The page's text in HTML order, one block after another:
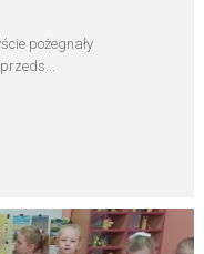
pożegnały